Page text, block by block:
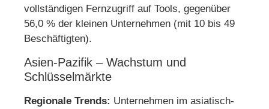
vollständigen Fernzugriff auf Tools, gegenüber
56,0 % der kleinen Unternehmen (mit 10 bis 49
Beschäftigten).
Asien-Pazifik – Wachstum und
Schlüsselmärkte
Regionale Trends: Unternehmen im asiatisch-